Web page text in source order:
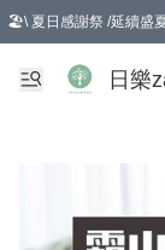
🏖️\ 夏日感謝祭 /延續盛
選擇GoGoX住宅/工商
日樂